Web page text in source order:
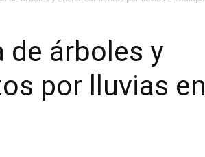
de árboles y
por lluvias en